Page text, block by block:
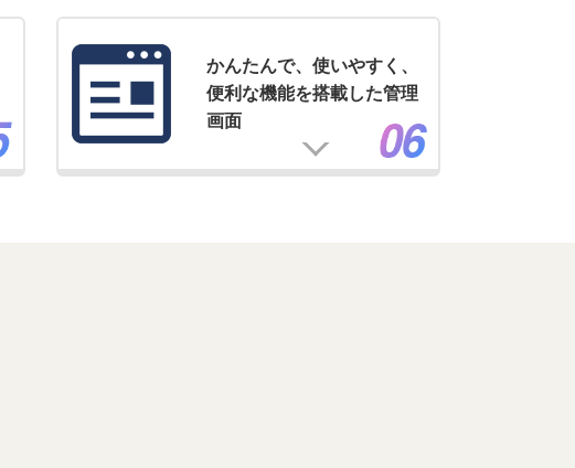
かんたんで、使いやすく、
便利な機能を搭載した管理
画面